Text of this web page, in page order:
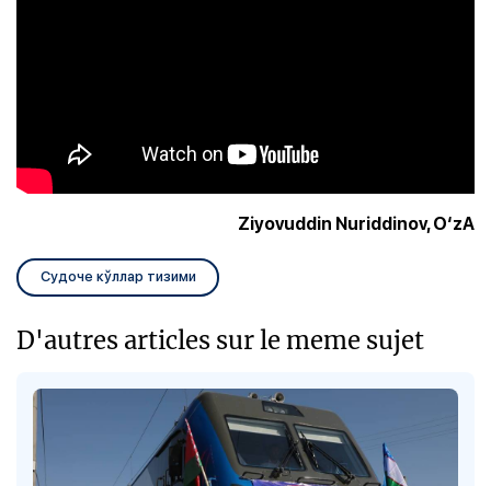
Ziyovuddin Nuriddinov, O‘zA
Судоче кўллар тизими
D'autres articles sur le meme sujet